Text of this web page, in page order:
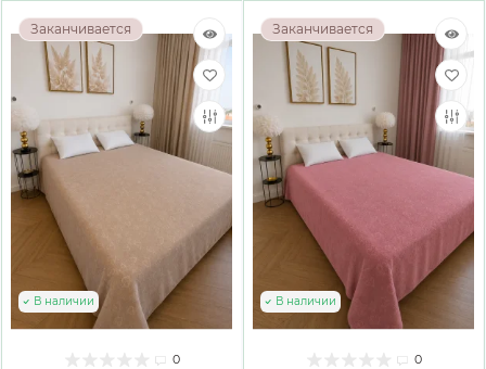
Заканчивается
0
В наличии
Заканчивается
0
В наличии